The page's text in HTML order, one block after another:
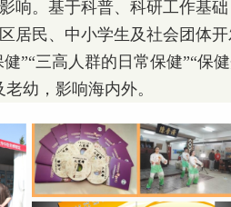
。基于科普、科研工作基础
居民、中小学生及社会团体
”“三高人群的日常保健”“保
幼，影响海内外。